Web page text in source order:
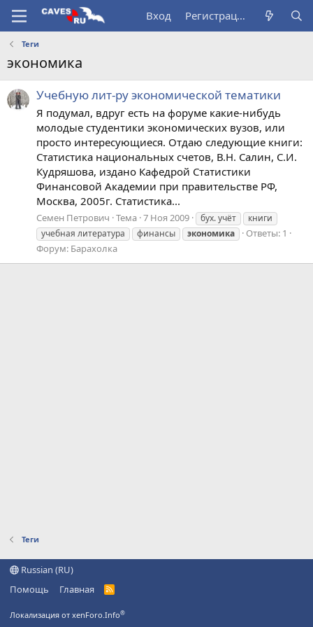
Вход Регистрация
Теги
экономика
Учебную лит-ру экономической тематики
Я подумал, вдруг есть на форуме какие-нибудь
молодые студентики экономических вузов, или
просто интересующиеся. Отдаю следующие книги:
Статистика национальных счетов, В.Н. Салин, С.И.
Кудряшова, издано Кафедрой Статистики
Финансовой Академии при правительстве РФ,
Москва, 2005г. Статистика...
Семен Петрович Тема 7 Ноя 2009 бух. учёт
книги
учебная литература
финансы экономика
Ответы: 1
Форум: Барахолка
Теги
Russian (RU)
Помощь
Главная
R
Локализация от xenForo.Info®